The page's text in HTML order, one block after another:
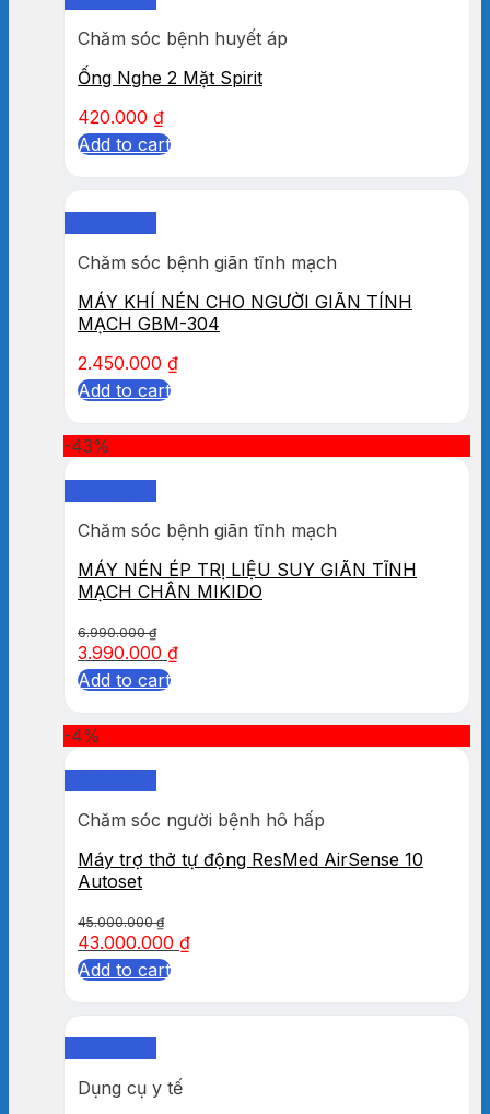
Chăm sóc bệnh huyết áp
Ống Nghe 2 Mặt Spirit
420.000 ₫
Add to cart
Chăm sóc bệnh giãn tĩnh mạch
MÁY KHÍ NÉN CHO NGƯỜI GIÃN TÍNH
MẠCH GBM-304
2.450.000 ₫
Add to cart
-43%
Chăm sóc bệnh giãn tĩnh mạch
MÁY NÉN ÉP TRỊ LIỆU SUY GIÃN TĨNH
MẠCH CHÂN MIKIDO
6.990.000₫
3.990.000 ₫
Add to cart
-4%
Chăm sóc người bệnh hô hấp
Máy trợ thở tự động ResMed AirSense 10
Autoset
45.000.000₫
43.000.000 ₫
Add to cart
Dụng cụ y tế